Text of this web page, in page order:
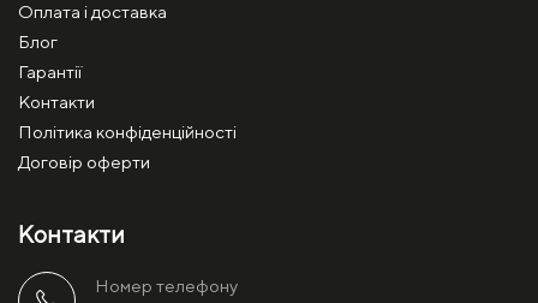
Оплата і доставка
Блог
Гарантії
Контакти
Політика конфіденційності
Договір оферти
Контакти
Номер телефону